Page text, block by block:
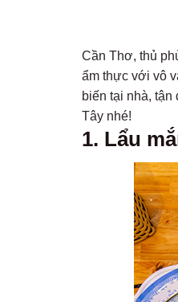
Cần Thơ, thủ
ẩm thực với vô
biến tại nhà,
Tây nhé!
1. Lẩu